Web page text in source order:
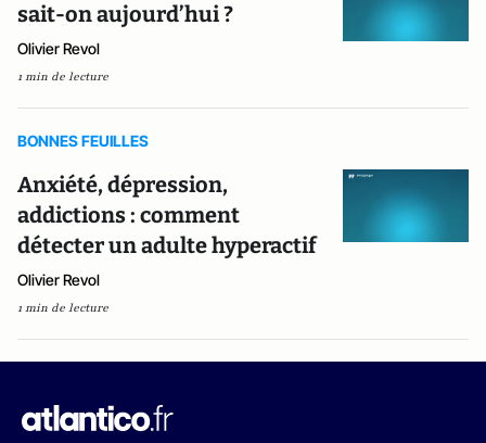
sait-on aujourd’hui ?
Olivier Revol
1 min de lecture
BONNES FEUILLES
Anxiété, dépression,
addictions : comment
détecter un adulte hyperactif
Olivier Revol
1 min de lecture